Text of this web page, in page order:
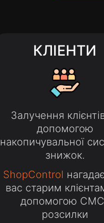
КЛІЕНТИ
Залучення
допомогою
накопичувальної
знижок.
ShopControl
вас старим
допомогою
розсилки